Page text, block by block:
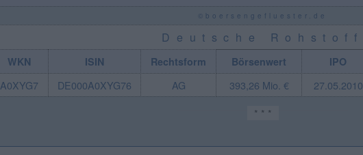
©boersengefluester.de
Deutsche Rohstoff
WKN ISIN Rechtsform Börsenwert IPO
A0XYG7 DE000A0XYG76 AG 393,26 Mio. € 27.05.2010
* * *